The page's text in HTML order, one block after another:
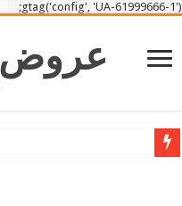
gtag('config', 'UA-61999666-1');
عروض